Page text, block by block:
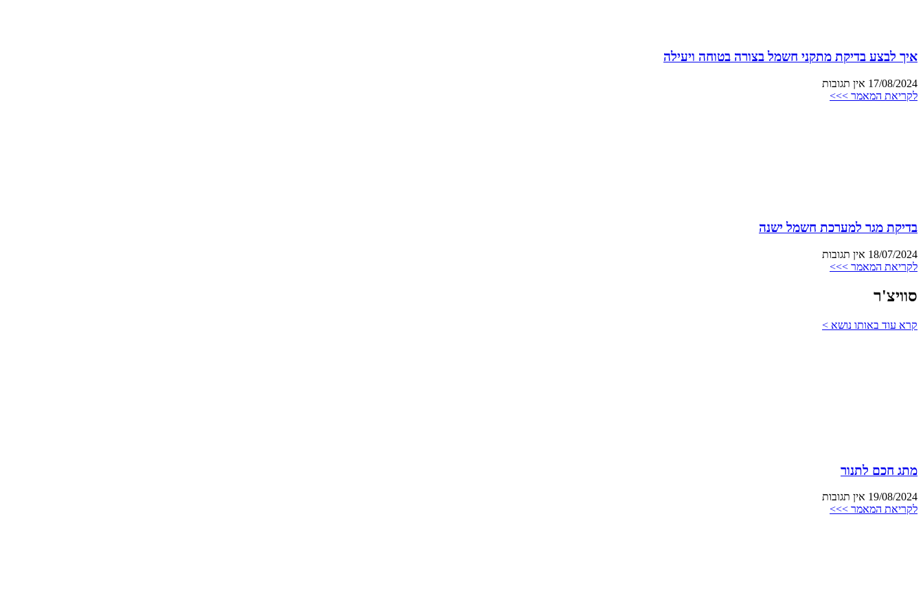
איך לבצע בדיקת מתקני חשמל בצורה בטוחה ויעילה
17/08/2024 אין תגובות
לקריאת המאמר >>>
בדיקת מגר למערכת חשמל ישנה
18/07/2024 אין תגובות
לקריאת המאמר >>>
סוויצ'ר
קרא עוד באותו נושא >
מתג חכם לתנור
19/08/2024 אין תגובות
לקריאת המאמר >>>